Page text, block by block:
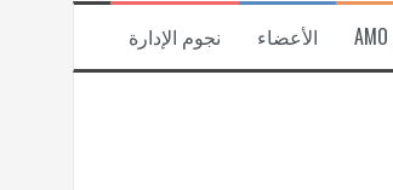
نجوم الإدارة الأعضاء